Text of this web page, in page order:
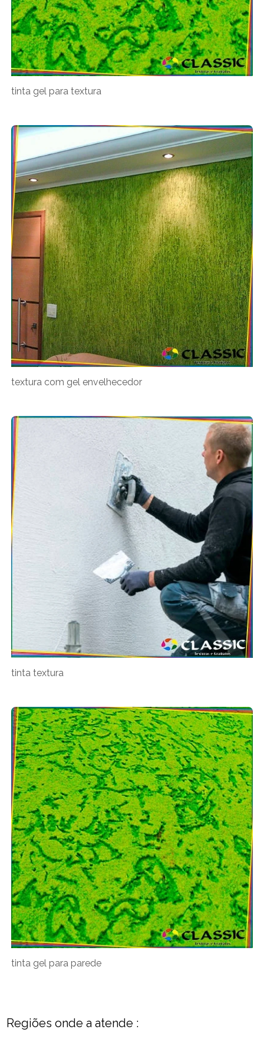
tinta gel para textura
textura com gel envelhecedor
tinta textura
tinta gel para parede
Regiões onde a atende :